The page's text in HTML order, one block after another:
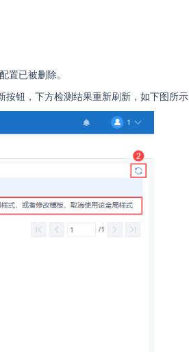
置已被删除。
按钮，下方检测结果重新刷新，如下图所